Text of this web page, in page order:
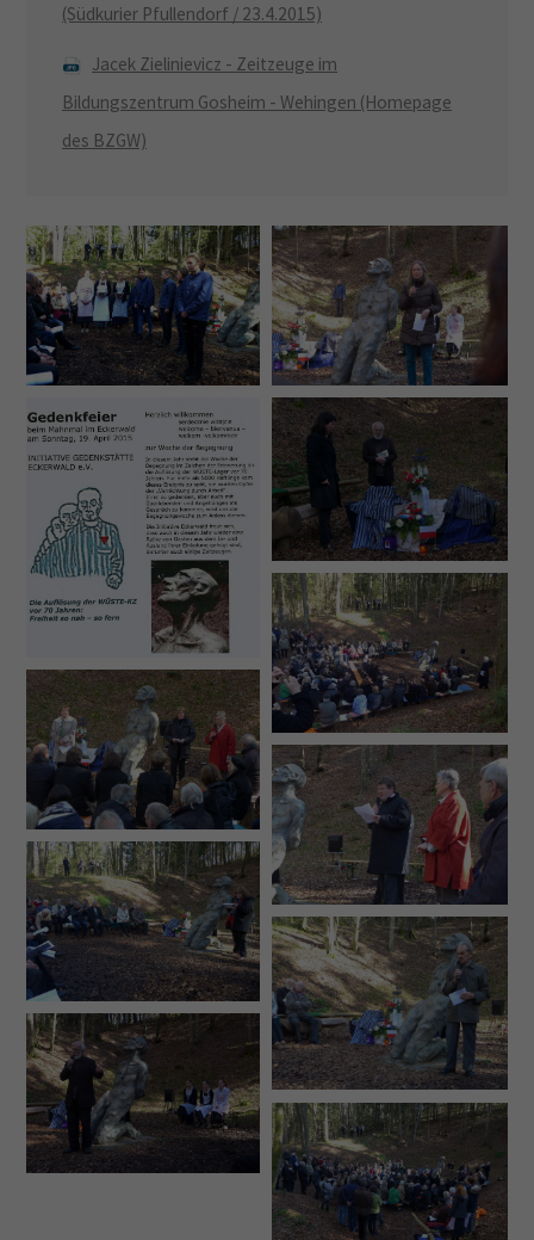
(Südkurier Pfullendorf / 23.4.2015)
Jacek Zielinievicz - Zeitzeuge im
Bildungszentrum Gosheim - Wehingen (Homepage
des BZGW)